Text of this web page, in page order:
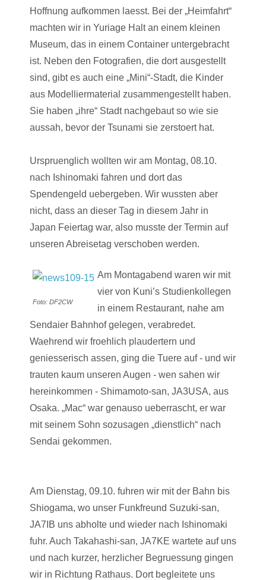
Hoffnung aufkommen laesst. Bei der „Heimfahrt“
machten wir in Yuriage Halt an einem kleinen
Museum, das in einem Container untergebracht
ist. Neben den Fotografien, die dort ausgestellt
sind, gibt es auch eine „Mini“-Stadt, die Kinder
aus Modelliermaterial zusammengestellt haben.
Sie haben „ihre“ Stadt nachgebaut so wie sie
aussah, bevor der Tsunami sie zerstoert hat.
Urspruenglich wollten wir am Montag, 08.10.
nach Ishinomaki fahren und dort das
Spendengeld uebergeben. Wir wussten aber
nicht, dass an dieser Tag in diesem Jahr in
Japan Feiertag war, also musste der Termin auf
unseren Abreisetag verschoben werden.
Foto: DF2CW
Am Montagabend waren wir mit
vier von Kuni’s Studienkollegen
in einem Restaurant, nahe am
Sendaier Bahnhof gelegen, verabredet.
Waehrend wir froehlich plaudertern und
geniesserisch assen, ging die Tuere auf - und wir
trauten kaum unseren Augen - wen sahen wir
hereinkommen - Shimamoto-san, JA3USA, aus
Osaka. „Mac“ war genauso ueberrascht, er war
mit seinem Sohn sozusagen „dienstlich“ nach
Sendai gekommen.
Am Dienstag, 09.10. fuhren wir mit der Bahn bis
Shiogama, wo unser Funkfreund Suzuki-san,
JA7IB uns abholte und wieder nach Ishinomaki
fuhr. Auch Takahashi-san, JA7KE wartete auf uns
und nach kurzer, herzlicher Begruessung gingen
wir in Richtung Rathaus. Dort begleitete uns